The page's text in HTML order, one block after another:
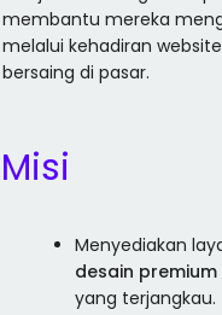
membantu mereka
melalui kehadiran
bersaing di pasar.
Misi
Menyediakan
desain premium
yang terjangkau.